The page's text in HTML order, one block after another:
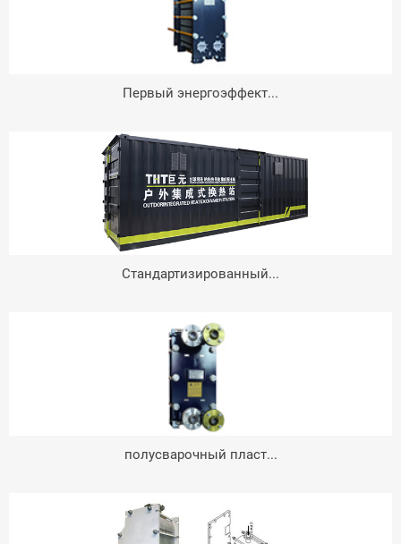
Первый энергоэффект...
Стандартизированный...
полусварочный пласт...